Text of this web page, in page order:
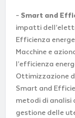
– Smart and
impatti
Efficienza
Macchine e
l’efficienza
Ottimizzazione
Smart and
metodi di analisi
gestione delle